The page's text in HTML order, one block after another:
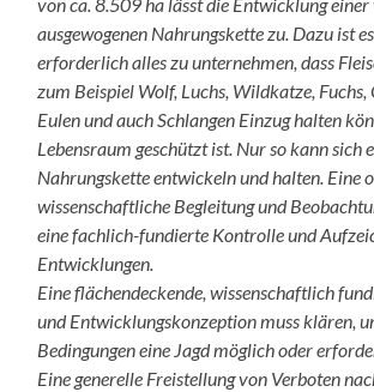
ausgewogenen Nahrungskette zu. Dazu ist
erforderlich alles zu unternehmen, dass
zum Beispiel Wolf, Luchs, Wildkatze, Fuchs,
Eulen und auch Schlangen Einzug halten
Lebensraum geschützt ist. Nur so kann sich
Nahrungskette entwickeln und halten. Eine
wissenschaftliche Begleitung und
eine fachlich-fundierte Kontrolle und
Entwicklungen.
Eine flächendeckende, wissenschaftlich
und Entwicklungskonzeption muss klären,
Bedingungen eine Jagd möglich oder
Eine generelle Freistellung von Verboten